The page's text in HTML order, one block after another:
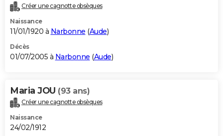
Créer une cagnotte obsèques
Naissance
11/01/1920 à Narbonne (Aude)
Décès
01/07/2005 à Narbonne (Aude)
Maria JOU (93 ans)
Créer une cagnotte obsèques
Naissance
24/02/1912